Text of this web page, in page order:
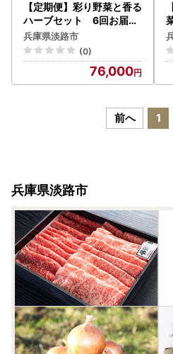
【定期便】彩り野菜と香る
ハーブセット 6回お届け
野菜
兵庫県淡路市
(0)
76,000
前へ 1
兵庫県淡路市